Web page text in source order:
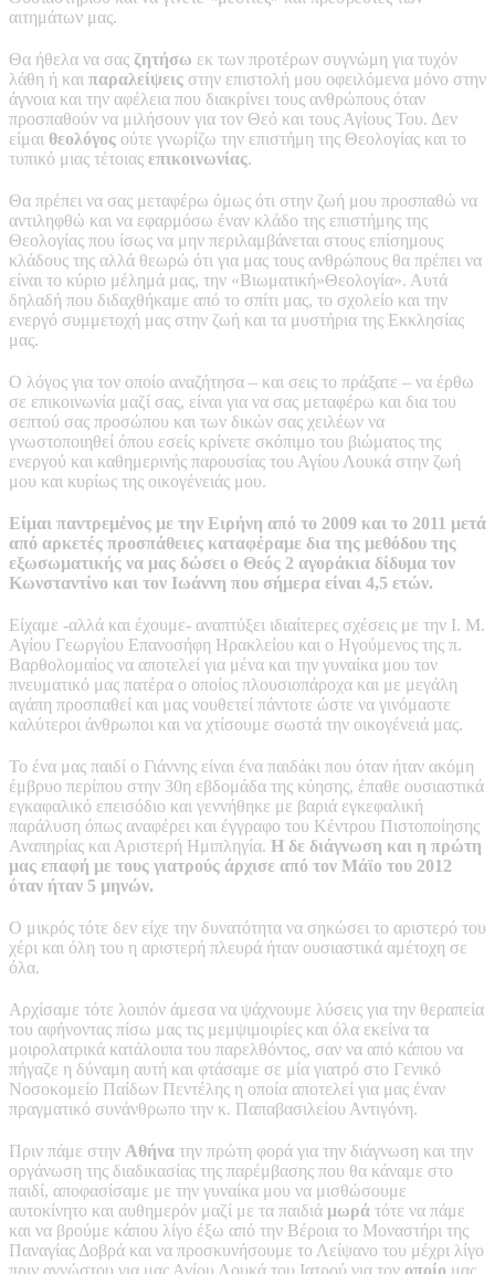
αιτημάτων μας.
Θα ήθελα να σας ζητήσω εκ των προτέρων συγνώμη για τυχόν
λάθη ή και παραλείψεις στην επιστολή μου οφειλόμενα μόνο στην
άγνοια και την αφέλεια που διακρίνει τους ανθρώπους όταν
προσπαθούν να μιλήσουν για τον Θεό και τους Αγίους Του. Δεν
είμαι θεολόγος ούτε γνωρίζω την επιστήμη της Θεολογίας και το
τυπικό μιας τέτοιας επικοινωνίας.
Θα πρέπει να σας μεταφέρω όμως ότι στην ζωή μου προσπαθώ να
αντιληφθώ και να εφαρμόσω έναν κλάδο της επιστήμης της
Θεολογίας που ίσως να μην περιλαμβάνεται στους επίσημους
κλάδους της αλλά θεωρώ ότι για μας τους ανθρώπους θα πρέπει να
είναι το κύριο μέλημά μας, την «Βιωματική»Θεολογία». Αυτά
δηλαδή που διδαχθήκαμε από το σπίτι μας, το σχολείο και την
ενεργό συμμετοχή μας στην ζωή και τα μυστήρια της Εκκλησίας
μας.
Ο λόγος για τον οποίο αναζήτησα – και σεις το πράξατε – να έρθω
σε επικοινωνία μαζί σας, είναι για να σας μεταφέρω και δια του
σεπτού σας προσώπου και των δικών σας χειλέων να
γνωστοποιηθεί όπου εσείς κρίνετε σκόπιμο του βιώματος της
ενεργού και καθημερινής παρουσίας του Αγίου Λουκά στην ζωή
μου και κυρίως της οικογένειάς μου.
Είμαι παντρεμένος με την Ειρήνη από το 2009 και το 2011 μετά
από αρκετές προσπάθειες καταφέραμε δια της μεθόδου της
εξωσωματικής να μας δώσει ο Θεός 2 αγοράκια δίδυμα τον
Κωνσταντίνο και τον Ιωάννη που σήμερα είναι 4,5 ετών.
Είχαμε -αλλά και έχουμε- αναπτύξει ιδιαίτερες σχέσεις με την Ι. Μ.
Αγίου Γεωργίου Επανοσήφη Ηρακλείου και ο Ηγούμενος της π.
Βαρθολομαίος να αποτελεί για μένα και την γυναίκα μου τον
πνευματικό μας πατέρα ο οποίος πλουσιοπάροχα και με μεγάλη
αγάπη προσπαθεί και μας νουθετεί πάντοτε ώστε να γινόμαστε
καλύτεροι άνθρωποι και να χτίσουμε σωστά την οικογένειά μας.
Το ένα μας παιδί ο Γιάννης είναι ένα παιδάκι που όταν ήταν ακόμη
έμβρυο περίπου στην 30η εβδομάδα της κύησης, έπαθε ουσιαστικά
εγκαφαλικό επεισόδιο και γεννήθηκε με βαριά εγκεφαλική
παράλυση όπως αναφέρει και έγγραφο του Κέντρου Πιστοποίησης
Αναπηρίας και Αριστερή Ημιπληγία. Η δε διάγνωση και η πρώτη
μας επαφή με τους γιατρούς άρχισε από τον Μάϊο του 2012
όταν ήταν 5 μηνών.
Ο μικρός τότε δεν είχε την δυνατότητα να σηκώσει το αριστερό του
χέρι και όλη του η αριστερή πλευρά ήταν ουσιαστικά αμέτοχη σε
όλα.
Αρχίσαμε τότε λοιπόν άμεσα να ψάχνουμε λύσεις για την θεραπεία
του αφήνοντας πίσω μας τις μεμψιμοιρίες και όλα εκείνα τα
μοιρολατρικά κατάλοιπα του παρελθόντος, σαν να από κάπου να
πήγαζε η δύναμη αυτή και φτάσαμε σε μία γιατρό στο Γενικό
Νοσοκομείο Παίδων Πεντέλης η οποία αποτελεί για μας έναν
πραγματικό συνάνθρωπο την κ. Παπαβασιλείου Αντιγόνη.
Πριν πάμε στην Αθήνα την πρώτη φορά για την διάγνωση και την
οργάνωση της διαδικασίας της παρέμβασης που θα κάναμε στο
παιδί, αποφασίσαμε με την γυναίκα μου να μισθώσουμε
αυτοκίνητο και αυθημερόν μαζί με τα παιδιά μωρά τότε να πάμε
και να βρούμε κάπου λίγο έξω από την Βέροια το Μοναστήρι της
Παναγίας Δοβρά και να προσκυνήσουμε το Λείψανο του μέχρι λίγο
πριν αγνώστου για μας Αγίου Λουκά του Ιατρού για τον οποίο μας